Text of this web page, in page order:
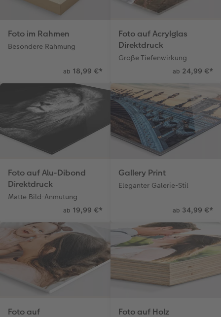
Foto im Rahmen
Besondere Rahmung
ab 18,99 €*
Foto auf Acrylglas
Direktdruck
Große Tiefenwirkung
ab 24,99 €*
Foto auf Alu-Dibond
Direktdruck
Matte Bild-Anmutung
ab 19,99 €*
Gallery Print
Eleganter Galerie-Stil
ab 34,99 €*
Foto auf Foto auf Holz